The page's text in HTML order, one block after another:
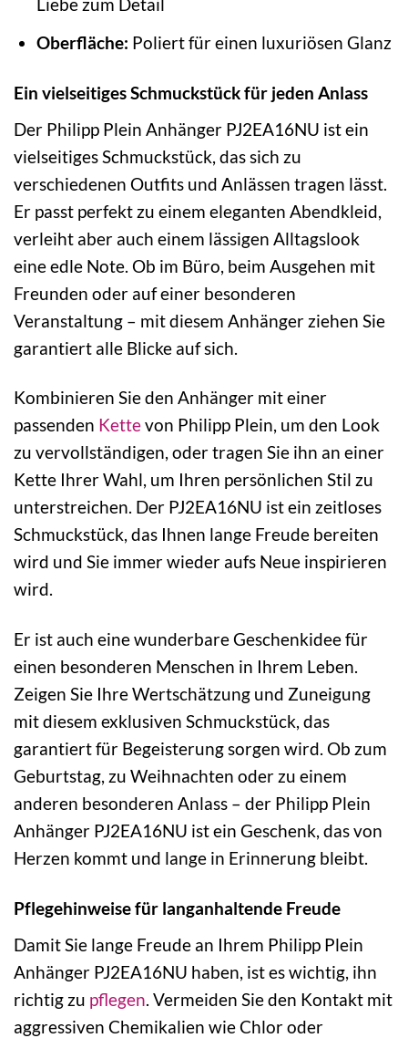
Liebe zum Detail
Oberfläche: Poliert für einen luxuriösen Glanz
Ein vielseitiges Schmuckstück für jeden Anlass
Der Philipp Plein Anhänger PJ2EA16NU ist ein
vielseitiges Schmuckstück, das sich zu
verschiedenen Outfits und Anlässen tragen lässt.
Er passt perfekt zu einem eleganten Abendkleid,
verleiht aber auch einem lässigen Alltagslook
eine edle Note. Ob im Büro, beim Ausgehen mit
Freunden oder auf einer besonderen
Veranstaltung – mit diesem Anhänger ziehen Sie
garantiert alle Blicke auf sich.
Kombinieren Sie den Anhänger mit einer
passenden Kettevon Philipp Plein, um den Look
zu vervollständigen, oder tragen Sie ihn an einer
Kette Ihrer Wahl, um Ihren persönlichen Stil zu
unterstreichen. Der PJ2EA16NU ist ein zeitloses
Schmuckstück, das Ihnen lange Freude bereiten
wird und Sie immer wieder aufs Neue inspirieren
wird.
Er ist auch eine wunderbare Geschenkidee für
einen besonderen Menschen in Ihrem Leben.
Zeigen Sie Ihre Wertschätzung und Zuneigung
mit diesem exklusiven Schmuckstück, das
garantiert für Begeisterung sorgen wird. Ob zum
Geburtstag, zu Weihnachten oder zu einem
anderen besonderen Anlass – der Philipp Plein
Anhänger PJ2EA16NU ist ein Geschenk, das von
Herzen kommt und lange in Erinnerung bleibt.
Pflegehinweise für langanhaltende Freude
Damit Sie lange Freude an Ihrem Philipp Plein
Anhänger PJ2EA16NU haben, ist es wichtig, ihn
richtig zu pflegen. Vermeiden Sie den Kontakt mit
aggressiven Chemikalien wie Chlor oder